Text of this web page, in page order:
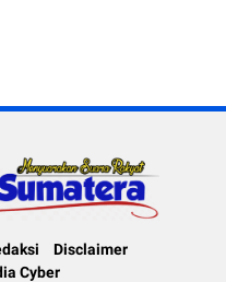
Disclaimer
Cyber